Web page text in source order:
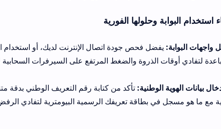
وحلولها الفورية
يفضل فحص جودة اتصال الإنترنت لديك، أو استخدام النطاق
الوطنية:تأكد من كتابة رقم التعريف الوطني بدقة متناهية،
في بطاقة تعريفك الرسمية البيومترية لتفادي الرفض